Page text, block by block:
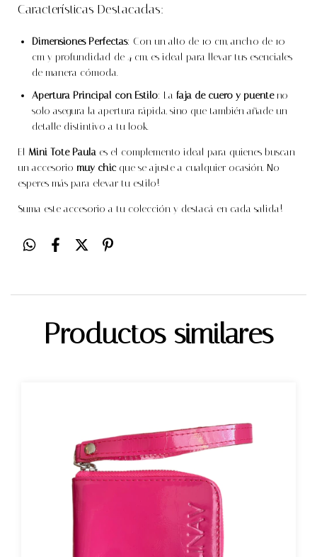
Características Destacadas:
Dimensiones Perfectas: Con un alto de 10 cm, ancho de 10
cm y profundidad de 4 cm, es ideal para llevar tus esenciales
de manera cómoda.
Apertura Principal con Estilo: La faja de cuero y puenteno
solo asegura la apertura rápida, sino que también añade un
detalle distintivo a tu look.
El Mini Tote Paula es el complemento ideal para quienes buscan
un accesorio muy chicque se ajuste a cualquier ocasión. No
esperes más para elevar tu estilo!
Suma este accesorio a tu colección y destacá en cada salida!
Productos similares